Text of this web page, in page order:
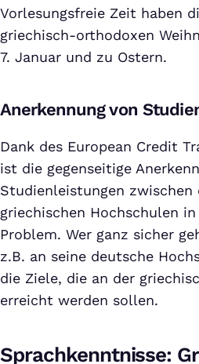
Vorlesungsfreie Zeit haben
griechisch-orthodoxen
7. Januar und zu Ostern.
Anerkennung von
Dank des European Credit
ist die gegenseitige
Studienleistungen zwischen
griechischen Hochschulen
Problem. Wer ganz sicher
z.B. an seine deutsche
die Ziele, die an der
erreicht werden sollen.
Sprachkenntnisse: